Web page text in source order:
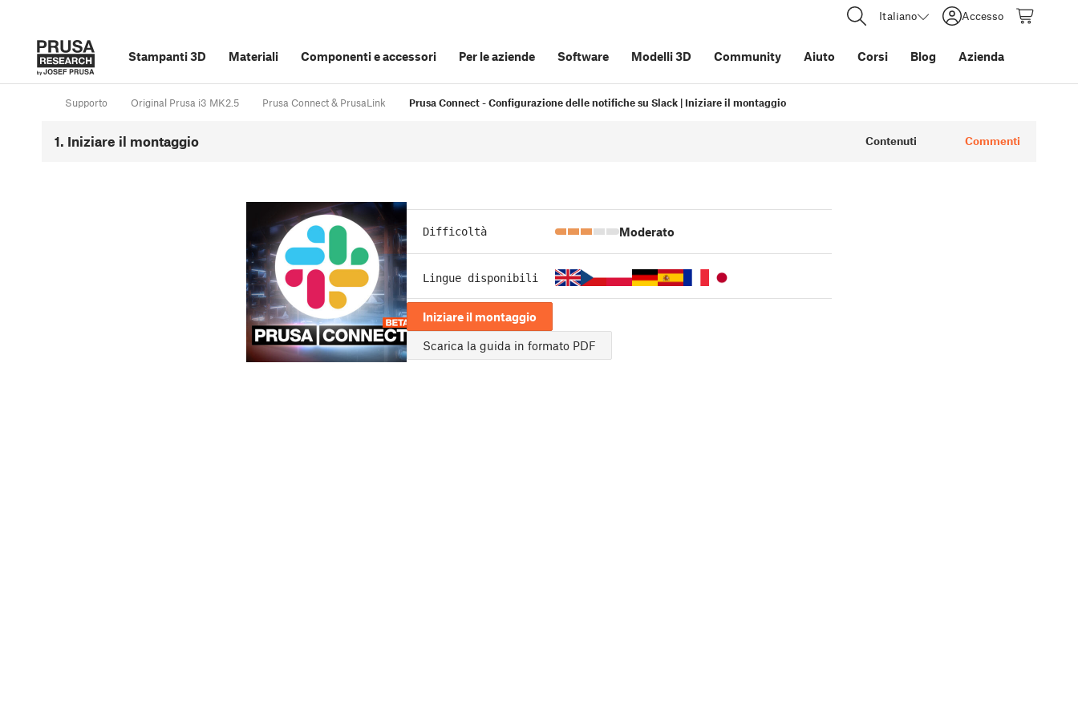
Italiano Accesso
Stampanti 3D Materiali Componenti e accessori Per le aziende Software Modelli 3D Community Aiuto Corsi Blog Azienda
Supporto Original Prusa i3 MK2.5 Prusa Connect & PrusaLink Prusa Connect - Configurazione delle notifiche su Slack | Iniziare il montaggio
1. Iniziare il montaggio Contenuti Commenti
Difficoltà Moderato
Lingue disponibili
Iniziare il montaggio
Scarica la guida in formato PDF